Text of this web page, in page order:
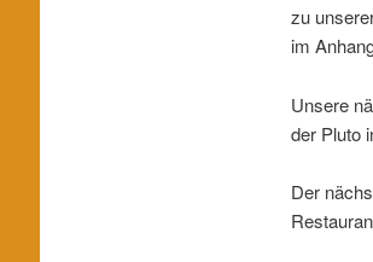
zu
im
Unsere
der Pluto
Der